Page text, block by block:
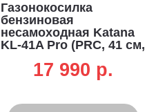
Газонокосилка
бензиновая
несамоходная Katana
KL-41A Pro (PRC, 41 см,
сталь, 45 л, 25 кг)
17 990 p.